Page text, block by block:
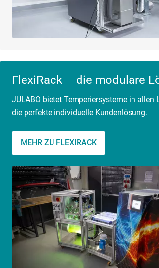
FlexiRack – die modulare
JULABO bietet Temperiersysteme in
die perfekte individuelle Kundenlösung.
MEHR ZU FLEXIRACK